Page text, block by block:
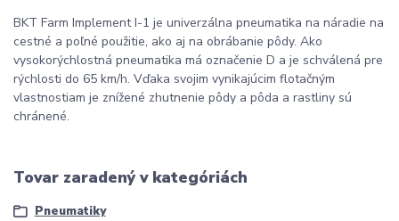
BKT Farm Implement I-1 je univerzálna pneumatika na náradie na
cestné a poľné použitie, ako aj na obrábanie pôdy. Ako
vysokorýchlostná pneumatika má označenie D a je schválená pre
rýchlosti do 65 km/h. Vďaka svojim vynikajúcim flotačným
vlastnostiam je znížené zhutnenie pôdy a pôda a rastliny sú
chránené.
Tovar zaradený v kategóriách
Pneumatiky